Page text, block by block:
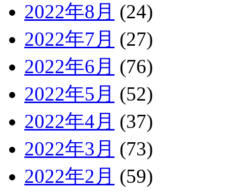
2022年8月 (24)
2022年7月 (27)
2022年6月 (76)
2022年5月 (52)
2022年4月 (37)
2022年3月 (73)
2022年2月 (59)